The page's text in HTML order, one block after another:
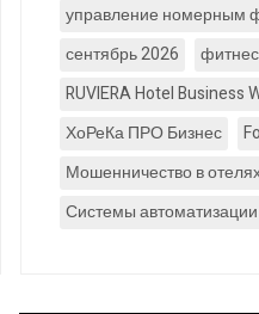
управление номерным
сентябрь 2026
RUVIERA Hotel Business
ХоРеКа ПРО Бизнес
Мошенничество в
Системы